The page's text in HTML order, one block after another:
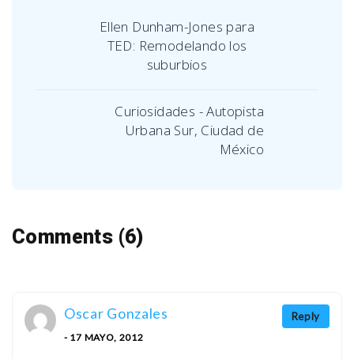
Ellen Dunham-Jones para
TED: Remodelando los
suburbios
Curiosidades - Autopista
Urbana Sur, Ciudad de
México
Comments (6)
Reply
Oscar Gonzales
- 17 MAYO, 2012